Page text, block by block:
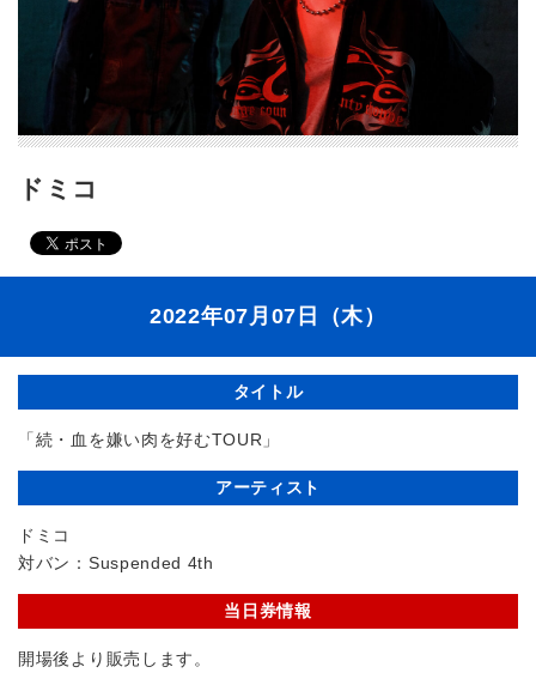
ドミコ
2022年07月07日（木）
タイトル
「続・血を嫌い肉を好むTOUR」
アーティスト
ドミコ
対バン：Suspended 4th
当日券情報
開場後より販売します。